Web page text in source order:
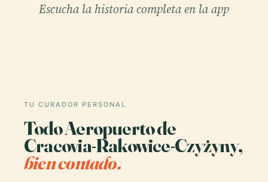
Escucha la historia completa en la app
TU CURADOR PERSONAL
Todo Aeropuerto de
Cracovia-Rakowice-Czyżyny,
bien contado.